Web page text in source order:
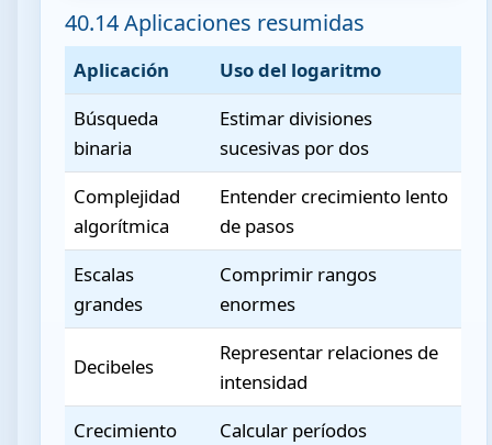
40.14 Aplicaciones resumidas
Aplicación
Uso del logaritmo
Búsqueda
binaria
Estimar divisiones
sucesivas por dos
Complejidad
algorítmica
Entender crecimiento lento
de pasos
Escalas
grandes
Comprimir rangos
enormes
Decibeles
Representar relaciones de
intensidad
Crecimiento
Calcular períodos